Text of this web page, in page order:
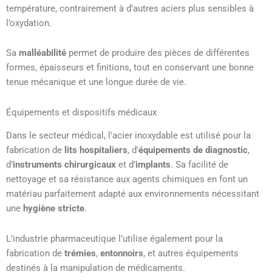
température, contrairement à d’autres aciers plus sensibles à
l’oxydation.
Sa malléabilité permet de produire des pièces de différentes
formes, épaisseurs et finitions, tout en conservant une bonne
tenue mécanique et une longue durée de vie.
Équipements et dispositifs médicaux
Dans le secteur médical, l’acier inoxydable est utilisé pour la
fabrication de lits hospitaliers, d’équipements de diagnostic,
d’instruments chirurgicaux et d’implants. Sa facilité de
nettoyage et sa résistance aux agents chimiques en font un
matériau parfaitement adapté aux environnements nécessitant
une hygiène stricte.
L’industrie pharmaceutique l’utilise également pour la
fabrication de trémies, entonnoirs, et autres équipements
destinés à la manipulation de médicaments.